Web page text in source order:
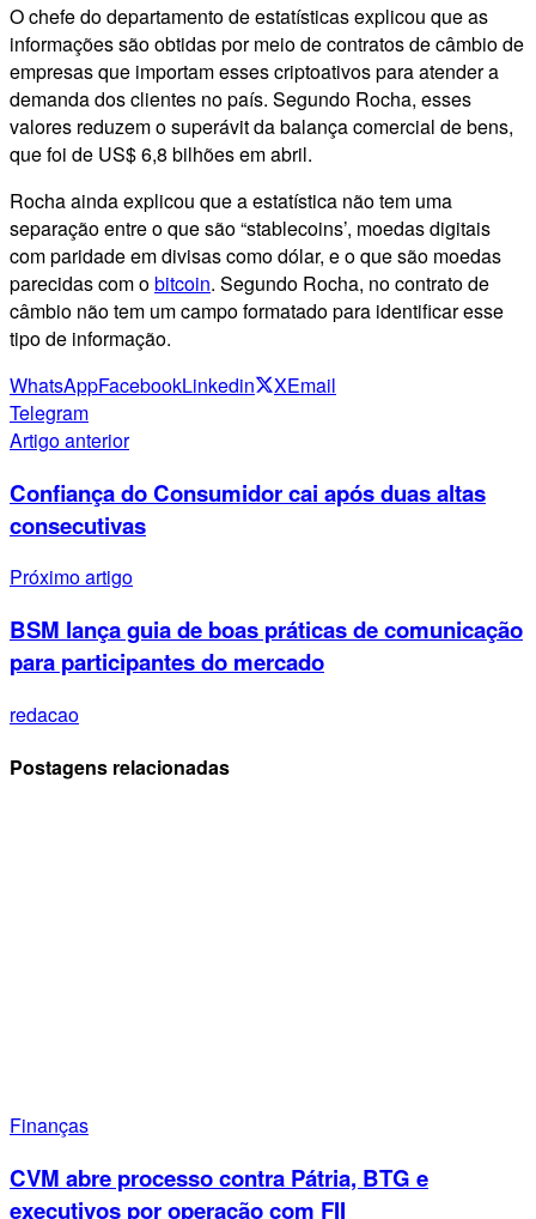
O chefe do departamento de estatísticas explicou que as
informações são obtidas por meio de contratos de câmbio de
empresas que importam esses criptoativos para atender a
demanda dos clientes no país. Segundo Rocha, esses
valores reduzem o superávit da balança comercial de bens,
que foi de US$ 6,8 bilhões em abril.
Rocha ainda explicou que a estatística não tem uma
separação entre o que são “stablecoins’, moedas digitais
com paridade em divisas como dólar, e o que são moedas
parecidas com obitcoin. Segundo Rocha, no contrato de
câmbio não tem um campo formatado para identificar esse
tipo de informação.
WhatsAppFacebookLinkedin XEmail
Telegram
Artigo anterior
Confiança do Consumidor cai após duas altas
consecutivas
Próximo artigo
BSM lança guia de boas práticas de comunicação
para participantes do mercado
redacao
Postagens relacionadas
Finanças
CVM abre processo contra Pátria, BTG e
executivos por operação com FII